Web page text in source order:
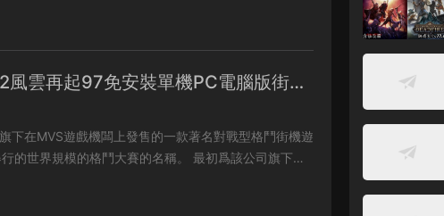
雲再起97免安裝單機PC電腦版街機
下在MVS遊戲機闆上發售的一款著名對戰型格鬥街機遊
的格鬥大賽的名稱。 最初爲該公司旗下另